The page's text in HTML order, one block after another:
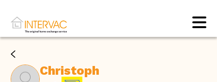
Christoph